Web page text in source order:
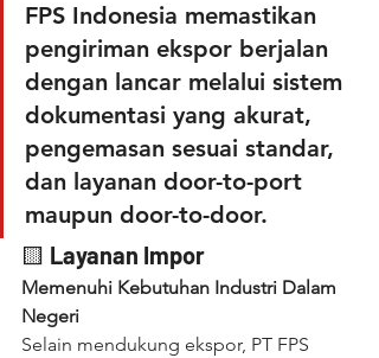
FPS Indonesia memastikan
pengiriman ekspor berjalan
dengan lancar melalui sistem
dokumentasi yang akurat,
pengemasan sesuai standar,
dan layanan door-to-port
maupun door-to-door.
🟨 Layanan Impor
Memenuhi Kebutuhan Industri Dalam
Negeri
Selain mendukung ekspor, PT FPS